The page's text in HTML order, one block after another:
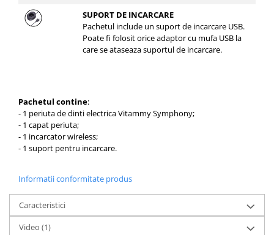
SUPORT DE INCARCARE
Pachetul include un suport de incarcare USB.
Poate fi folosit orice adaptor cu mufa USB la
care se ataseaza suportul de incarcare.
Pachetul contine:
- 1 periuta de dinti electrica Vitammy Symphony;
- 1 capat periuta;
- 1 incarcator wireless;
- 1 suport pentru incarcare.
Informatii conformitate produs
Caracteristici
Video (1)